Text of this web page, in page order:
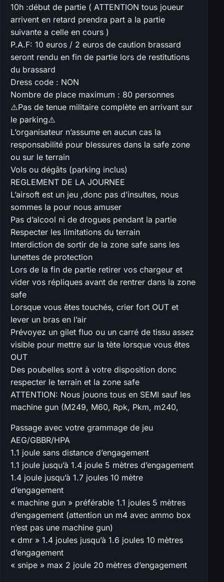
10h :début de partie ( ATTENTION tous joueur
arrivent en retard prendra part a la partie
suivante a celle en cours )
P.A.F: 10 euros / 2 euros de caution brassard
seront rendu en fin de partie lors de restitutions
du brassard
Dress code : NON
Nombre de place maximum : 80 personnes
⚠️Pas de tenue militaire complète en arrivant sur
le parking⚠️
L’organisateur n’assume en aucun cas la
responsabilité pour blessures dans la safe zone
ou sur le terrain
Vols ou dégâts (parking inclus)
REGLEMENT DE LA JOURNEE
L’airsoft est un jeu ,donc pas d’insultes, nous
sommes la pour nous amuser
Pas d’alcool ni de drogues pendant la partie
Respecter les limitations du terrain
Interdiction de sortir de la zone safe sans les
lunettes de protection
Lors de la fin de partie retirer vos chargeur et
vider vos répliques avant de rentrer dans la zone
safe
Lorsque vous êtes touchés, crier fort OUT et
lever un bras en l’air
Prévoyez un gilet fluo ou un carré de tissu assez
visible pour mettre sur la tète lorsque vous êtes
OUT
Des poubelles sont à votre disposition donc
respecter le terrain et la zone safe
ATTENTION: Nous jouons tous en SEMI sauf les
machine gun (M249, M60, Rpk, Pkm, m240,
Passage avec votre grammage de jeu
AEG/GBBR/HPA
1.1 joule sans distance d’engagement
1.1 joule jusqu’à 1.4 joule 5 mètres d’engagement
1.4 joule jusqu’à 1.7 joules 10 mètre
d’engagement
« machine gun » préférable 1.1 joules 5 mètres
d’engagement (attention un m4 avec ammo box
n’est pas une machine gun)
« dmr » 1.4 joules jusqu’à 1.6 joules 10 mètres
d’engagement
« snipe » max 2 joule 20 mètres d’engagement